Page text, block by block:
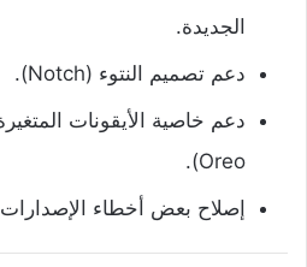
الجديدة.
دعم تصميم النتوء (Notch).
Oreo).
إصلاح بعض أخطاء